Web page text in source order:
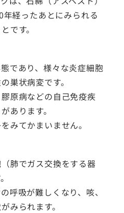
経ったあとにみられる
です。
であり、様々な炎症細胞
巣状病変です。
原病などの自己免疫疾
あります。
みてかまいません。
肺でガス交換をする器
呼吸が難しくなり、咳、
みられます。